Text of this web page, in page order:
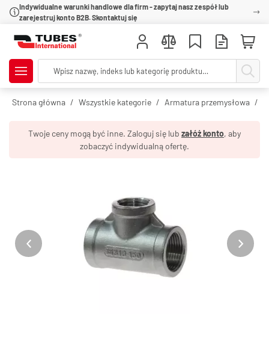
Indywidualne warunki handlowe dla firm - zapytaj nasz zespół lub
zarejestruj konto B2B. Skontaktuj się
Strona główna Wszystkie kategorie Armatura przemysłowa
Twoje ceny mogą być inne. Zaloguj się lub załóż konto, aby
zobaczyć indywidualną ofertę.